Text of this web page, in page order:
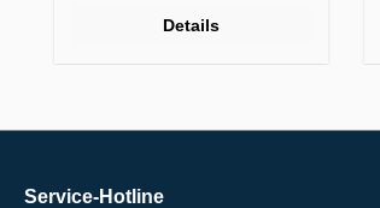
Details
Service-Hotline